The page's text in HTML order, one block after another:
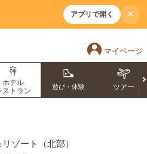
アプリで開く ×
マイページ
ホテル
ストラン
遊び・体験 ツアー
ゾート（北部）